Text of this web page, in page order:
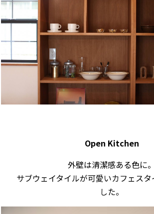
Open Kitchen
外壁は清潔感ある色に。
サブウェイタイルが可愛いカフェス
した。